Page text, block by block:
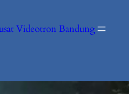
Videotron Bandung